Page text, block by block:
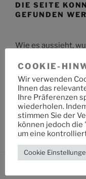
DIE SEITE
GEFUNDEN
Wie es aussieht,
Suche
nach:
COOKIE-
Wir verwenden
Ihnen das
Ihre Präferenzen
wiederholen.
stimmen Sie der
können jedoch die
um eine
Cookie